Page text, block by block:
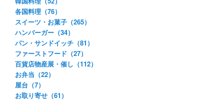
各国料理（76）
スイーツ・お菓子（265）
ハンバーガー（34）
パン・サンドイッチ（81）
ファーストフード（27）
百貨店物産展・催し（112）
お弁当（22）
屋台（7）
お取り寄せ（61）